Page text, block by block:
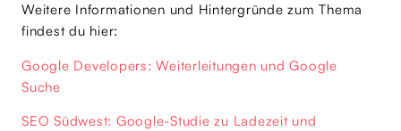
Weitere Informationen und Hintergründe zum Thema
findest du hier:
Google Developers: Weiterleitungen und Google
Suche
SEO Südwest: Google-Studie zu Ladezeit und